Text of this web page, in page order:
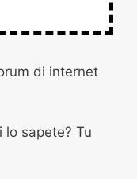
di internet
lo sapete? Tu